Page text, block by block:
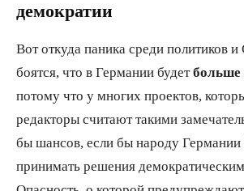
демократии
Вот откуда паника среди политиков
боятся, что в Германии будетбольше
потому что у многих проектов,
редакторы считают такими
бы шансов, если бы народу Германии
принимать решения